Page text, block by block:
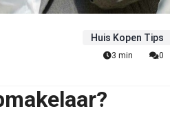
Huis Kopen Tips
3 min 0